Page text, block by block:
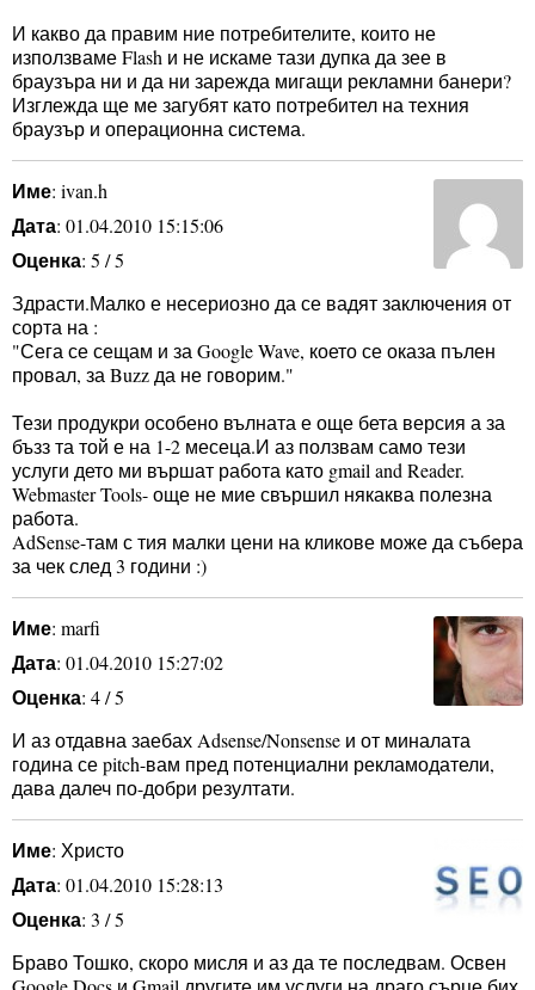
И какво да правим ние потребителите, които не
използваме Flash и не искаме тази дупка да зее в
браузъра ни и да ни зарежда мигащи рекламни банери?
Изглежда ще ме загубят като потребител на техния
браузър и операционна система.
Име: ivan.h
Дата: 01.04.2010 15:15:06
Оценка: 5 / 5
Здрасти.Малко е несериозно да се вадят заключения от
сорта на :
"Сега се сещам и за Google Wave, което се оказа пълен
провал, за Buzz да не говорим."
Тези продукри особено вълната е още бета версия а за
бъзз та той е на 1-2 месеца.И аз ползвам само тези
услуги дето ми вършат работа като gmail and Reader.
Webmaster Tools- още не мие свършил някаква полезна
работа.
AdSense-там с тия малки цени на кликове може да събера
за чек след 3 години :)
Име: marfi
Дата: 01.04.2010 15:27:02
Оценка: 4 / 5
И аз отдавна заебах Adsense/Nonsense и от миналата
година се pitch-вам пред потенциални рекламодатели,
дава далеч по-добри резултати.
Име: Христо
Дата: 01.04.2010 15:28:13
Оценка: 3 / 5
Браво Тошко, скоро мисля и аз да те последвам. Освен